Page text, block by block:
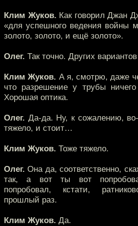
Клим Жуков. Как говорил Джан
«для успешного ведения войны
золото, золото, и ещё золото».
Олег. Так точно. Других
Клим Жуков. А я, смотрю, даже
что разрешение у трубы
Хорошая оптика.
Олег. Да-да. Ну, к сожалению,
тяжело, и стоит…
Клим Жуков. Тоже тяжело.
Олег. Она да, соответственно,
так, а вот ты вот
попробовал, кстати,
прошлый раз.
Клим Жуков. Да.